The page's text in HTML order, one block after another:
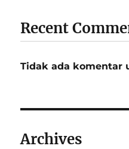
Recent
Tidak ada komentar
Archives